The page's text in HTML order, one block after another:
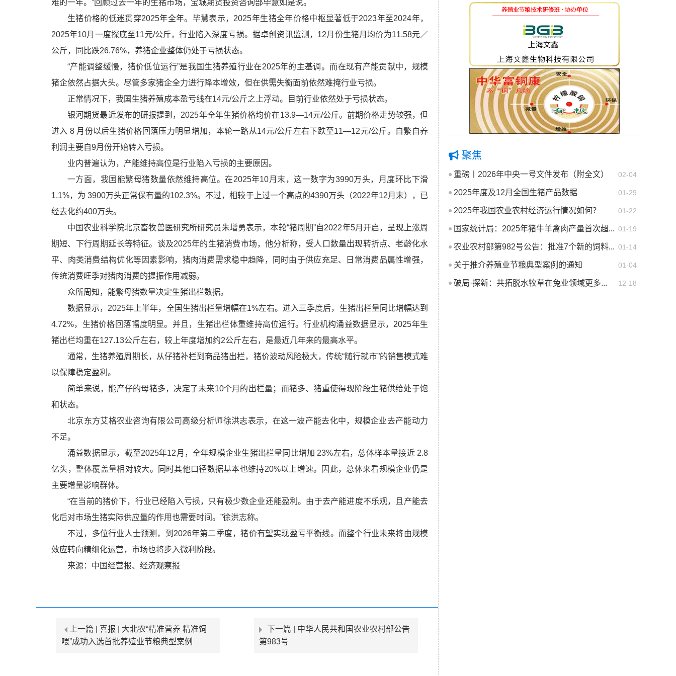
难的一年。”回顾过去一年的生猪市场，宝城期货投资咨询部毕慧如是说。
生猪价格的低迷贯穿2025年全年。毕慧表示，2025年生猪全年价格中枢显著低于2023年至2024年，
2025年10月一度探底至11元/公斤，行业陷入深度亏损。据卓创资讯监测，12月份生猪月均价为11.58元／
公斤，同比跌26.76%，养猪企业整体仍处于亏损状态。
“产能调整缓慢，猪价低位运行”是我国生猪养殖行业在2025年的主基调。而在现有产能贡献中，规模
猪企依然占据大头。尽管多家猪企全力进行降本增效，但在供需失衡面前依然难掩行业亏损。
正常情况下，我国生猪养殖成本盈亏线在14元/公斤之上浮动。目前行业依然处于亏损状态。
银河期货最近发布的研报提到，2025年全年生猪价格均价在13.9—14元/公斤。前期价格走势较强，但
进入 8 月份以后生猪价格回落压力明显增加，本轮一路从14元/公斤左右下跌至11—12元/公斤。自繁自养
利润主要自9月份开始转入亏损。
业内普遍认为，产能维持高位是行业陷入亏损的主要原因。
一方面，我国能繁母猪数量依然维持高位。在2025年10月末，这一数字为3990万头，月度环比下滑
1.1%，为 3900万头正常保有量的102.3%。不过，相较于上过一个高点的4390万头（2022年12月末），已
经去化约400万头。
中国农业科学院北京畜牧兽医研究所研究员朱增勇表示，本轮“猪周期”自2022年5月开启，呈现上涨周
期短、下行周期延长等特征。谈及2025年的生猪消费市场，他分析称，受人口数量出现转折点、老龄化水
平、肉类消费结构优化等因素影响，猪肉消费需求稳中趋降，同时由于供应充足、日常消费品属性增强，
传统消费旺季对猪肉消费的提振作用减弱。
众所周知，能繁母猪数量决定生猪出栏数据。
数据显示，2025年上半年，全国生猪出栏量增幅在1%左右。进入三季度后，生猪出栏量同比增幅达到
4.72%，生猪价格回落幅度明显。并且，生猪出栏体重维持高位运行。行业机构涌益数据显示，2025年生
猪出栏均重在127.13公斤左右，较上年度增加约2公斤左右，是最近几年来的最高水平。
通常，生猪养殖周期长，从仔猪补栏到商品猪出栏，猪价波动风险极大，传统“随行就市”的销售模式难
以保障稳定盈利。
简单来说，能产仔的母猪多，决定了未来10个月的出栏量；而猪多、猪重使得现阶段生猪供给处于饱
和状态。
北京东方艾格农业咨询有限公司高级分析师徐洪志表示，在这一波产能去化中，规模企业去产能动力
不足。
涌益数据显示，截至2025年12月，全年规模企业生猪出栏量同比增加 23%左右，总体样本量接近 2.8
亿头，整体覆盖量相对较大。同时其他口径数据基本也维持20%以上增速。因此，总体来看规模企业仍是
主要增量影响群体。
“在当前的猪价下，行业已经陷入亏损，只有极少数企业还能盈利。由于去产能进度不乐观，且产能去
化后对市场生猪实际供应量的作用也需要时间。”徐洪志称。
不过，多位行业人士预测，到2026年第二季度，猪价有望实现盈亏平衡线。而整个行业未来将由规模
效应转向精细化运营，市场也将步入微利阶段。
来源：中国经营报、经济观察报
上一篇 | 喜报 | 大北农“精准营养 精准饲
喂”成功入选首批养殖业节粮典型案例
下一篇 | 中华人民共和国农业农村部公告
第983号
聚焦
02-04
重磅丨2026年中央一号文件发布（附全文）
01-29
2025年度及12月全国生猪产品数据
01-22
2025年我国农业农村经济运行情况如何？
01-19
国家统计局：2025年猪牛羊禽肉产量首次超...
01-14
农业农村部第982号公告：批准7个新的饲料...
01-04
关于推介养殖业节粮典型案例的通知
12-18
破局·探新：共拓脱水牧草在兔业领域更多...